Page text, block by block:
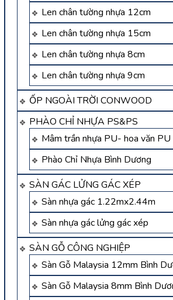
Len chân tường nhựa 12cm
Len chân tường nhựa 15cm
Len chân tường nhựa 8cm
Len chân tường nhựa 9cm
ỐP NGOÀI TRỜI CONWOOD
PHÀO CHỈ NHỰA PS&PS
Mâm trần nhựa PU- hoa văn PU
Phào Chỉ Nhựa Bình Dương
SÀN GÁC LỬNG GÁC XÉP
Sàn nhựa gác 1.22mx2.44m
Sàn nhựa gác lửng gác xép
SÀN GỖ CÔNG NGHIỆP
Sàn Gỗ Malaysia 12mm Bình
Sàn Gỗ Malaysia 8mm Bình